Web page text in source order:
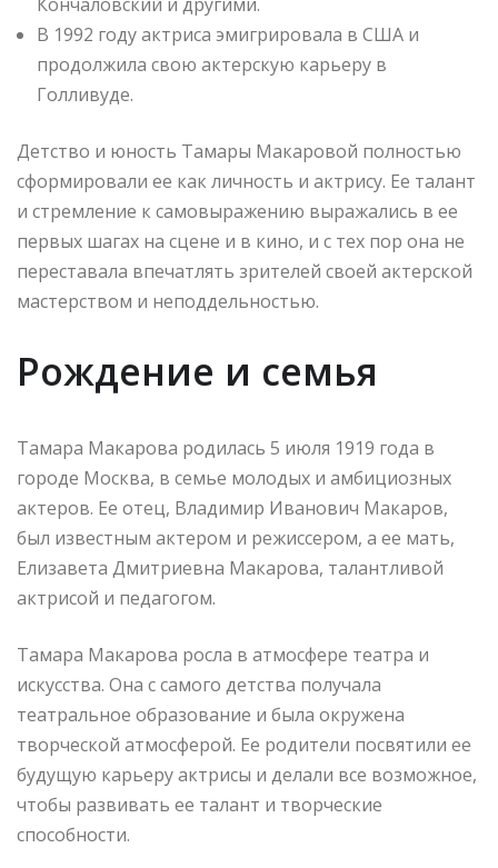
В 1992 году актриса эмигрировала в США и
продолжила свою актерскую карьеру в
Голливуде.
Детство и юность Тамары Макаровой полностью
сформировали ее как личность и актрису. Ее талант
и стремление к самовыражению выражались в ее
первых шагах на сцене и в кино, и с тех пор она не
переставала впечатлять зрителей своей актерской
мастерством и неподдельностью.
Рождение и семья
Тамара Макарова родилась 5 июля 1919 года в
городе Москва, в семье молодых и амбициозных
актеров. Ее отец, Владимир Иванович Макаров,
был известным актером и режиссером, а ее мать,
Елизавета Дмитриевна Макарова, талантливой
актрисой и педагогом.
Тамара Макарова росла в атмосфере театра и
искусства. Она с самого детства получала
театральное образование и была окружена
творческой атмосферой. Ее родители посвятили ее
будущую карьеру актрисы и делали все возможное,
чтобы развивать ее талант и творческие
способности.